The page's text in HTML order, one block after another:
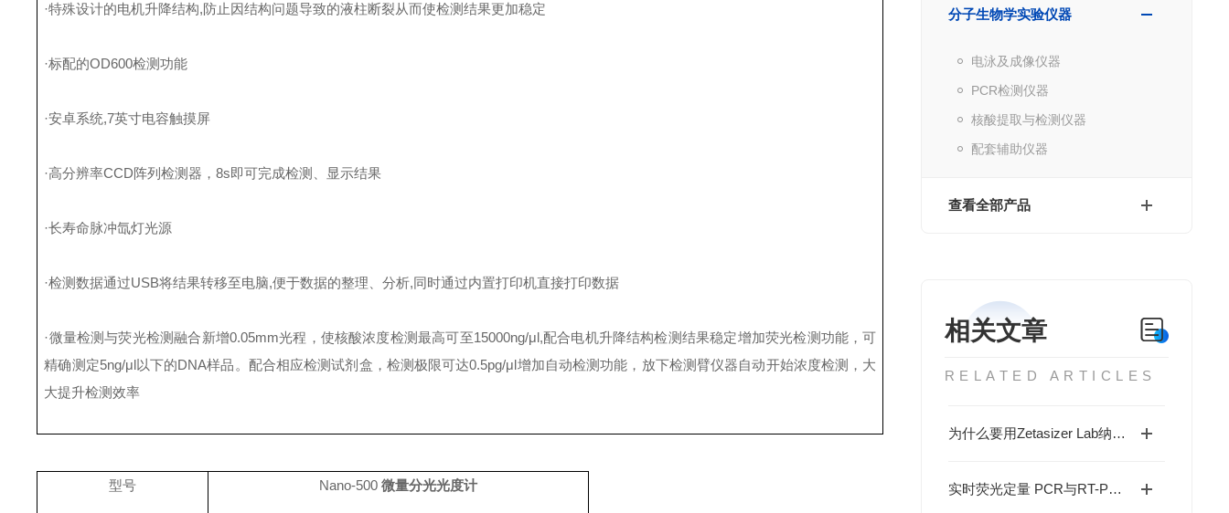
分子生物学实验仪器
电泳及成像仪器
PCR检测仪器
核酸提取与检测仪器
配套辅助仪器
查看全部产品
相关文章
RELATED ARTICLES
为什么要用Zetasizer Lab纳米粒度及Zeta电位分析仪测粒度和Zeta电位？
实时荧光定量 PCR与RT-PCR的区别
·特殊设计的电机升降结构,防止因结构问题导致的液柱断裂从而使检测结果更加稳定
·标配的OD600检测功能
·安卓系统,7英寸电容触摸屏
·高分辨率CCD阵列检测器，8s即可完成检测、显示结果
·长寿命脉冲氙灯光源
·检测数据通过USB将结果转移至电脑,便于数据的整理、分析,同时通过内置打印机直接打印数据
·微量检测与荧光检测融合新增0.05mm光程，使核酸浓度检测最高可至15000ng/μl,配合电机升降结构检测结果稳定增加荧光检测功能，可
精确测定5ng/μl以下的DNA样品。配合相应检测试剂盒，检测极限可达0.5pg/μl增加自动检测功能，放下检测臂仪器自动开始浓度检测，大
大提升检测效率
型号 Nano-500微量分光光度计